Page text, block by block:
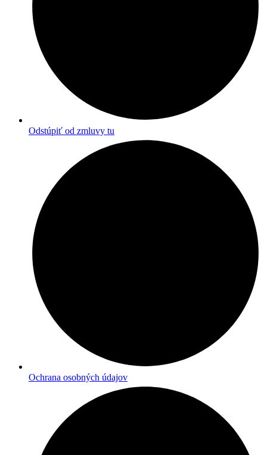
Odstúpiť od zmluvy tu
Ochrana osobných údajov